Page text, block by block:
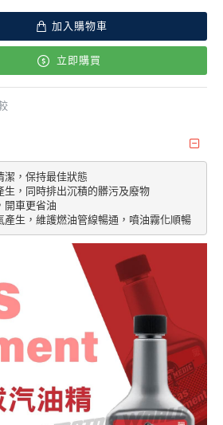
加入購物車
立即購買
潔，保持最佳狀態
，同時排出沉積的髒污及廢物
開車更省油
生，維護燃油管線暢通，噴油霧化順暢